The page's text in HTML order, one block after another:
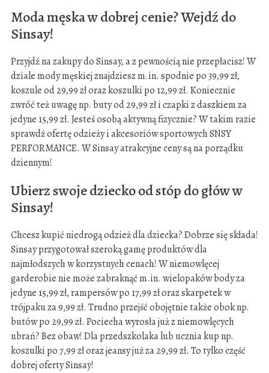
Moda męska w dobrej cenie? Wejdź do
Sinsay!
Przyjdź na zakupy do Sinsay, a z pewnością nie przepłacisz! W
dziale mody męskiej znajdziesz m.in. spodnie po 39,99 zł,
koszule od 29,99 zł oraz koszulki po 12,99 zł. Koniecznie
zwróć też uwagę np. buty od 29,99 zł i czapki z daszkiem za
jedyne 15,99 zł. Jesteś osobą aktywną fizycznie? W takim razie
sprawdź ofertę odzieży i akcesoriów sportowych SNSY
PERFORMANCE. W Sinsay atrakcyjne ceny są na porządku
dziennym!
Ubierz swoje dziecko od stóp do głów w
Sinsay!
Chcesz kupić niedrogą odzież dla dziecka? Dobrze się składa!
Sinsay przygotował szeroką gamę produktów dla
najmłodszych w korzystnych cenach! W niemowlęcej
garderobie nie może zabraknąć m.in. wielopaków body za
jedyne 15,99 zł, rampersów po 17,99 zł oraz skarpetek w
trójpaku za 9,99 zł. Trudno przejść obojętnie także obok np.
butów po 29,99 zł. Pociecha wyrosła już z niemowlęcych
ubrań? Bez obaw! Dla przedszkolaka lub ucznia kup np.
koszulki po 7,99 zł oraz jeansy już za 29,99 zł. To tylko część
dobrej oferty Sinsay!